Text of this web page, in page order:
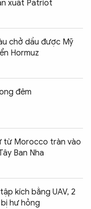
xuất Patriot
chở dầu được Mỹ
Hormuz
đêm
từ Morocco tràn vào
Ban Nha
kích bằng UAV, 2
hư hỏng